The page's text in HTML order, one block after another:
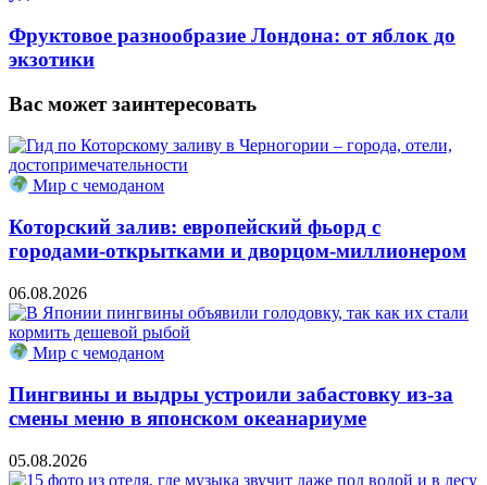
Фруктовое разнообразие Лондона: от яблок до
экзотики
Вас может заинтересовать
Мир с чемоданом
Которский залив: европейский фьорд с
городами-открытками и дворцом-миллионером
06.08.2026
Мир с чемоданом
Пингвины и выдры устроили забастовку из-за
смены меню в японском океанариуме
05.08.2026